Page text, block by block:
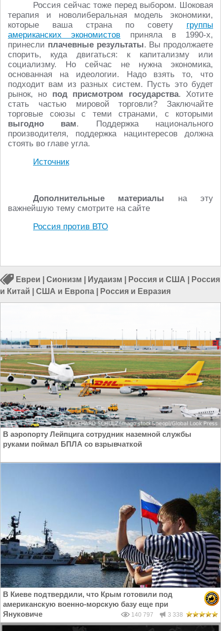
Россия сейчас тоже перед выбором. Шоковая
терапия и новолиберальная модель экономики,
которые ваша страна по совету группы
американских экономистов приняла в 1990-х,
принесли плачевные результаты. Вы продолжаете
спорить, куда двигаться: к капитализму или
социализму. Но сейчас не нужна экономика,
основанная на идеологии. Надо взять то, что
подходит вам из разных систем. Пусть это будет
рынок, но под присмотром государства. Хотите
стать частью мировой торговли? Заключайте
торговые союзы с теми странами, с которыми
выгодно вам. Поддержка национального
производителя, поддержка нацинтересов должна
стоять во главе угла.
Источник
Дополнительные материалы на эту
важнейшую тему смотрите на сайте
Россия против ВТО
Евреи Сионизм Иудаизм Россия и США
Россия
и Китай
США и Европа Россия и Евразия
В аэропорту Лейпцига сотрудник наземной службы
руками поймал БПЛА со взрывчаткой
В Киеве подтвердили, что Крым готовили под
американскую военно-морскую базу еще при
Януковиче
140 797 3 338